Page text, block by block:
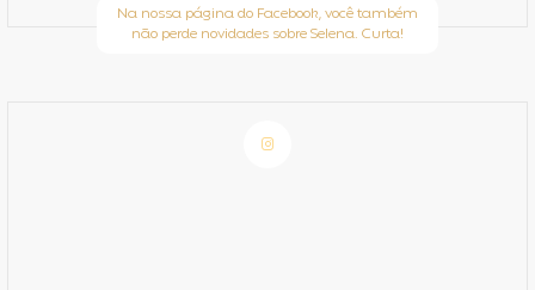
Na nossa página do Facebook, você também
não perde novidades sobre Selena. Curta!